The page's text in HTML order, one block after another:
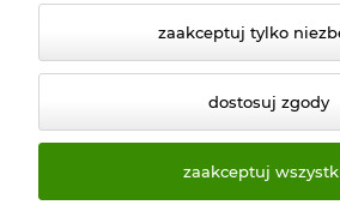
© 2026 ogrod24.com. Wszelkie
zaakceptuj tylko
dostosuj zgody
zaakceptuj